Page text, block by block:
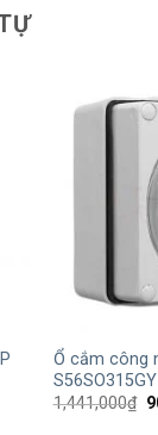
Ổ cắm công
1,441,000₫